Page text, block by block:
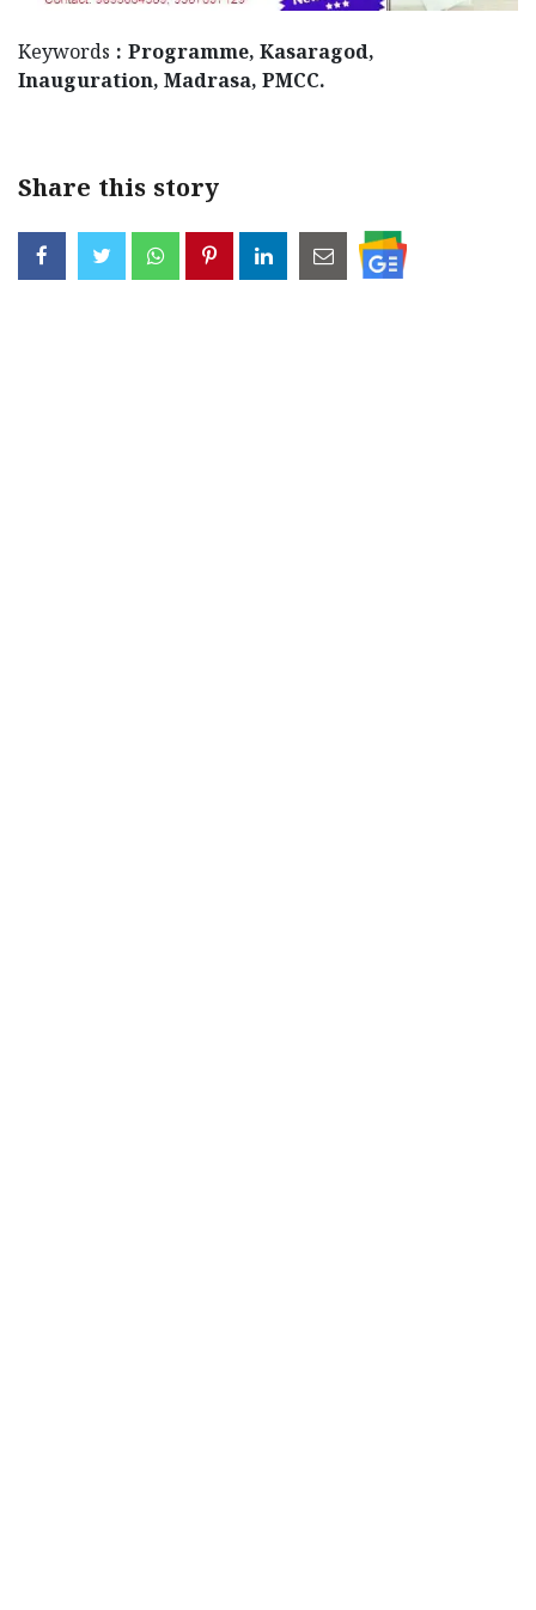
Keywords : Programme, Kasaragod,
Inauguration, Madrasa, PMCC.
Share this story